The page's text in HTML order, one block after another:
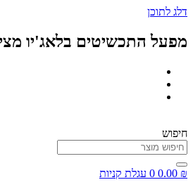
דלג לתוכן
מפעל התכשיטים בלאג'יו
חיפוש
0.00 ₪
0 עגלת קניות